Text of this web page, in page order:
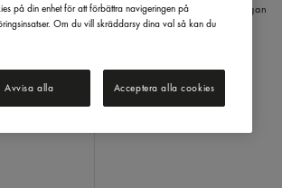
Kikkoman150ml
på din enhet för att förbättra navigeringen på
Om du vill skräddarsy dina val så kan du
Avvisa alla Acceptera alla cookies